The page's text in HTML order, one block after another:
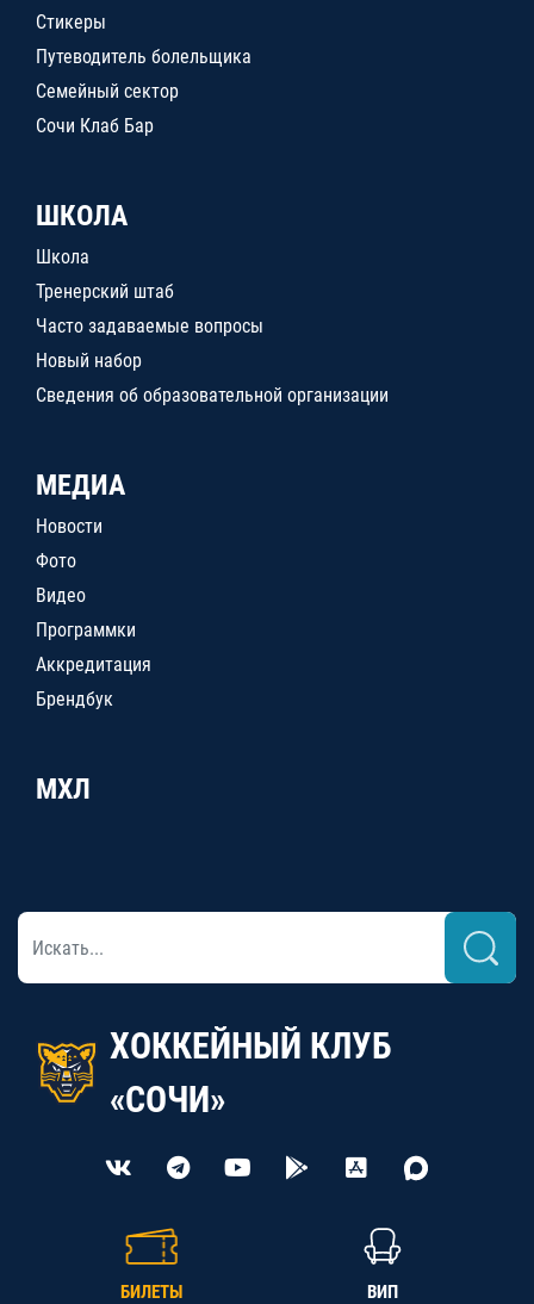
Стикеры
Путеводитель болельщика
Семейный сектор
Сочи Клаб Бар
ШКОЛА
Школа
Тренерский штаб
Часто задаваемые вопросы
Новый набор
Сведения об образовательной организации
МЕДИА
Новости
Фото
Видео
Программки
Аккредитация
Брендбук
МХЛ
ХОККЕЙНЫЙ КЛУБ
«СОЧИ»
БИЛЕТЫ ВИП